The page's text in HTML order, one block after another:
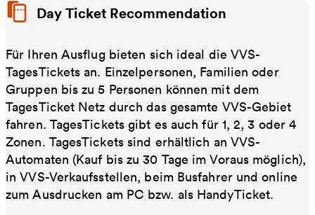
Day Ticket Recommendation
Für Ihren Ausflug bieten sich ideal die VVS-
TagesTickets an. Einzelpersonen, Familien oder
Gruppen bis zu 5 Personen können mit dem
TagesTicket Netz durch das gesamte VVS-Gebiet
fahren. TagesTickets gibt es auch für 1, 2, 3 oder 4
Zonen. TagesTickets sind erhältlich an VVS-
Automaten (Kauf bis zu 30 Tage im Voraus möglich),
in VVS-Verkaufsstellen, beim Busfahrer und online
zum Ausdrucken am PC bzw. als HandyTicket.